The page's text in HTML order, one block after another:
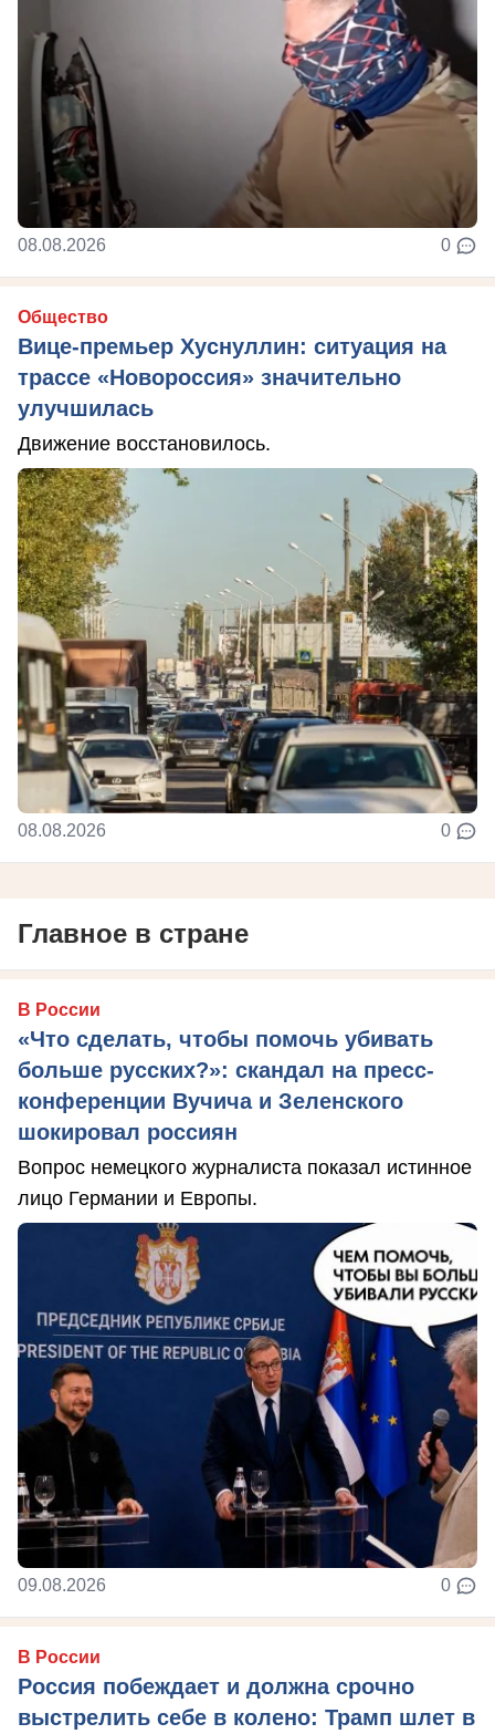
08.08.2026 0
Общество
Вице-премьер Хуснуллин: ситуация на
трассе «Новороссия» значительно
улучшилась
Движение восстановилось.
08.08.2026 0
Главное в стране
В России
«Что сделать, чтобы помочь убивать
больше русских?»: скандал на пресс-
конференции Вучича и Зеленского
шокировал россиян
Вопрос немецкого журналиста показал истинное
лицо Германии и Европы.
09.08.2026 0
В России
Россия побеждает и должна срочно
выстрелить себе в колено: Трамп шлет в